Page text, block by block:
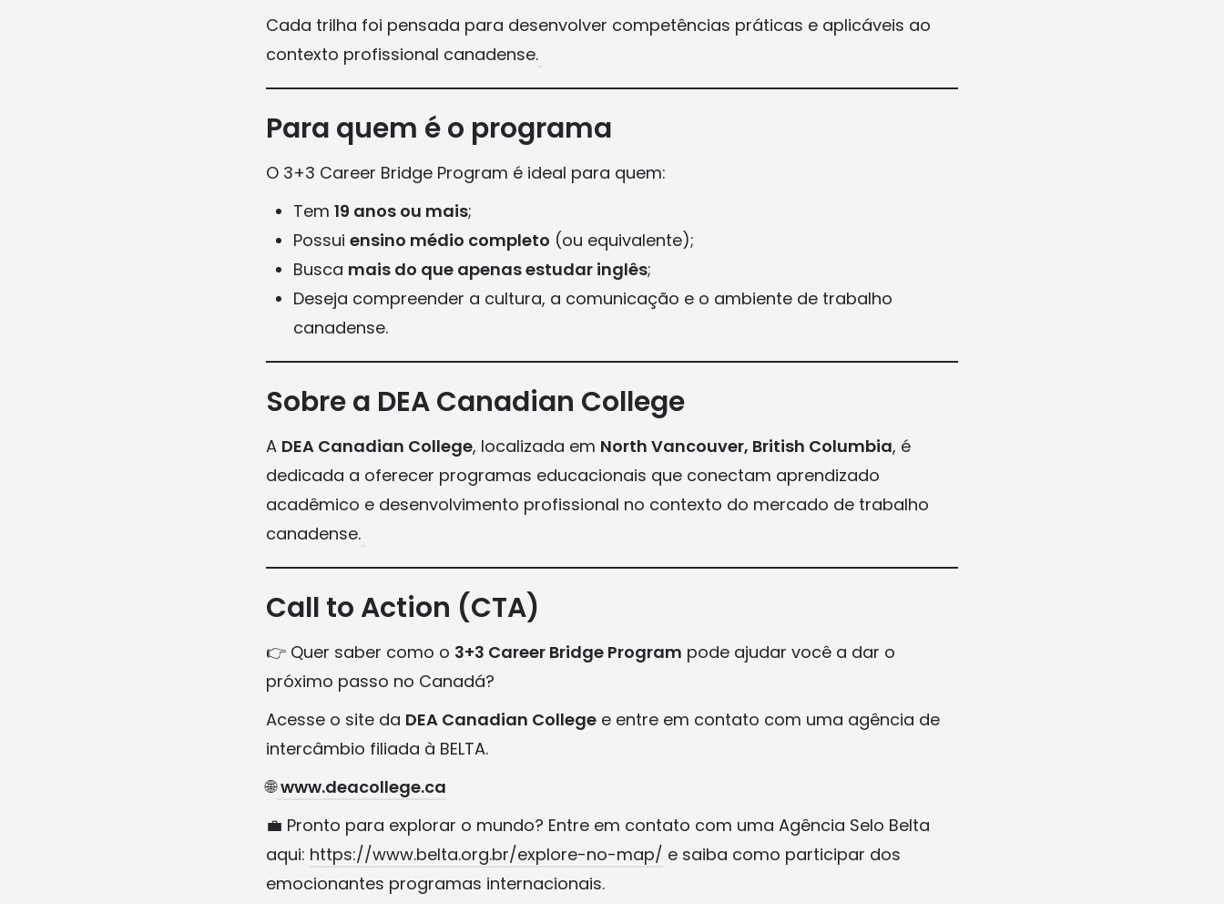
Cada trilha foi pensada para desenvolver competências práticas e aplicáveis ao
contexto profissional canadense.
Para quem é o programa
O 3+3 Career Bridge Program é ideal para quem:
Tem 19 anos ou mais;
Possui ensino médio completo (ou equivalente);
Busca mais do que apenas estudar inglês;
Deseja compreender a cultura, a comunicação e o ambiente de trabalho
canadense.
Sobre a DEA Canadian College
A DEA Canadian College, localizada em North Vancouver, British Columbia, é
dedicada a oferecer programas educacionais que conectam aprendizado
acadêmico e desenvolvimento profissional no contexto do mercado de trabalho
canadense.
Call to Action (CTA)
👉 Quer saber como o 3+3 Career Bridge Program pode ajudar você a dar o
próximo passo no Canadá?
Acesse o site da DEA Canadian College e entre em contato com uma agência de
intercâmbio filiada à BELTA.
🌐 www.deacollege.ca
💼 Pronto para explorar o mundo? Entre em contato com uma Agência Selo Belta
aqui: https://www.belta.org.br/explore-no-map/ e saiba como participar dos
emocionantes programas internacionais.